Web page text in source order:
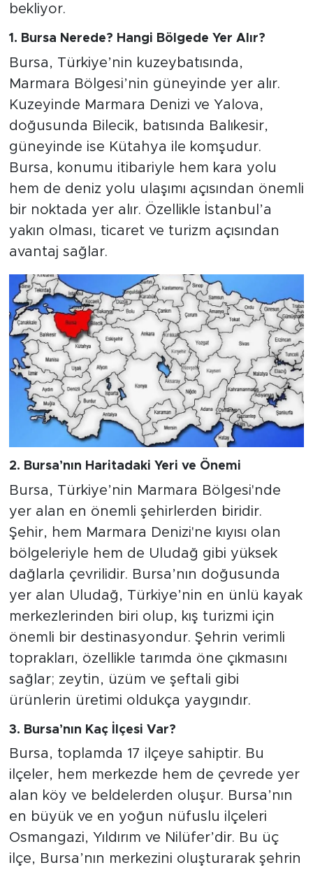
bekliyor.
1. Bursa Nerede? Hangi Bölgede Yer Alır?
Bursa, Türkiye’nin kuzeybatısında,
Marmara Bölgesi’nin güneyinde yer alır.
Kuzeyinde Marmara Denizi ve Yalova,
doğusunda Bilecik, batısında Balıkesir,
güneyinde ise Kütahya ile komşudur.
Bursa, konumu itibariyle hem kara yolu
hem de deniz yolu ulaşımı açısından önemli
bir noktada yer alır. Özellikle İstanbul’a
yakın olması, ticaret ve turizm açısından
avantaj sağlar.
2. Bursa’nın Haritadaki Yeri ve Önemi
Bursa, Türkiye’nin Marmara Bölgesi'nde
yer alan en önemli şehirlerden biridir.
Şehir, hem Marmara Denizi'ne kıyısı olan
bölgeleriyle hem de Uludağ gibi yüksek
dağlarla çevrilidir. Bursa’nın doğusunda
yer alan Uludağ, Türkiye’nin en ünlü kayak
merkezlerinden biri olup, kış turizmi için
önemli bir destinasyondur. Şehrin verimli
toprakları, özellikle tarımda öne çıkmasını
sağlar; zeytin, üzüm ve şeftali gibi
ürünlerin üretimi oldukça yaygındır.
3. Bursa’nın Kaç İlçesi Var?
Bursa, toplamda 17 ilçeye sahiptir. Bu
ilçeler, hem merkezde hem de çevrede yer
alan köy ve beldelerden oluşur. Bursa’nın
en büyük ve en yoğun nüfuslu ilçeleri
Osmangazi, Yıldırım ve Nilüfer’dir. Bu üç
ilçe, Bursa’nın merkezini oluşturarak şehrin